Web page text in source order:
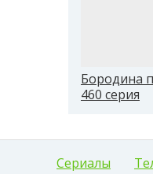
Бородина
460 серия
Сериалы